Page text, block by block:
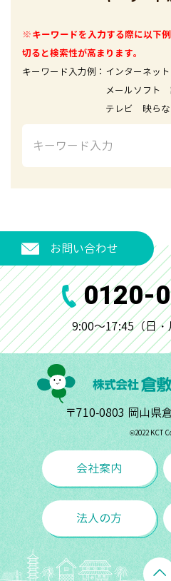
※キーワードを入力する際に以下
切ると検索性が高まります。
キーワード入力例：インターネ
メールソフト
テレビ 映らな
お問い合わせ
0120-
9:00～17:45（日
〒710-0803 岡山県
©︎2022 KCT
会社案内
法人の方